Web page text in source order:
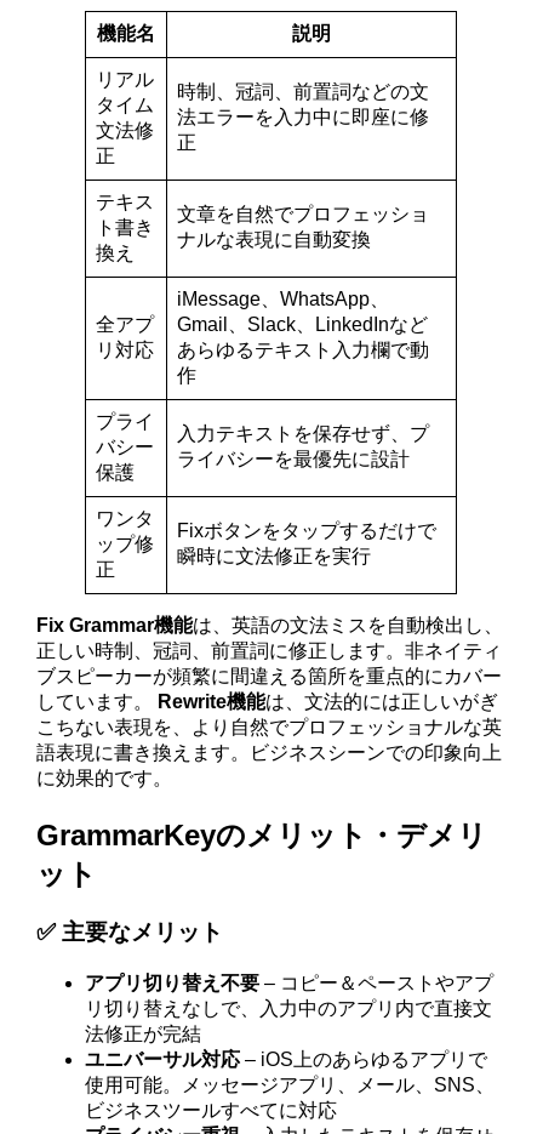
機能名 説明
リアル
タイム
文法修
正
時制、冠詞、前置詞などの文
法エラーを入力中に即座に修
正
テキス
ト書き
換え
文章を自然でプロフェッショ
ナルな表現に自動変換
全アプ
リ対応
iMessage、WhatsApp、
Gmail、Slack、LinkedInなど
あらゆるテキスト入力欄で動
作
プライ
バシー
保護
入力テキストを保存せず、プ
ライバシーを最優先に設計
ワンタ
ップ修
正
Fixボタンをタップするだけで
瞬時に文法修正を実行
Fix Grammar機能は、英語の文法ミスを自動検出し、
正しい時制、冠詞、前置詞に修正します。非ネイティ
ブスピーカーが頻繁に間違える箇所を重点的にカバー
しています。
Rewrite機能は、文法的には正しいがぎ
こちない表現を、より自然でプロフェッショナルな英
語表現に書き換えます。ビジネスシーンでの印象向上
に効果的です。
GrammarKeyのメリット・デメリ
ット
✅ 主要なメリット
アプリ切り替え不要 – コピー＆ペーストやアプ
リ切り替えなしで、入力中のアプリ内で直接文
法修正が完結
ユニバーサル対応 – iOS上のあらゆるアプリで
使用可能。メッセージアプリ、メール、SNS、
ビジネスツールすべてに対応